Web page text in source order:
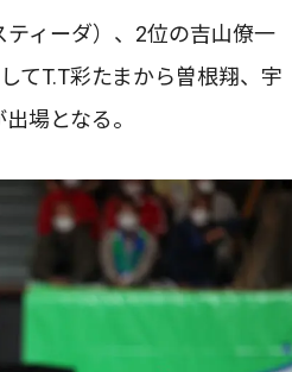
ィーダ）、2位の吉山僚一
てT.T彩たまから曽根翔、宇
場となる。